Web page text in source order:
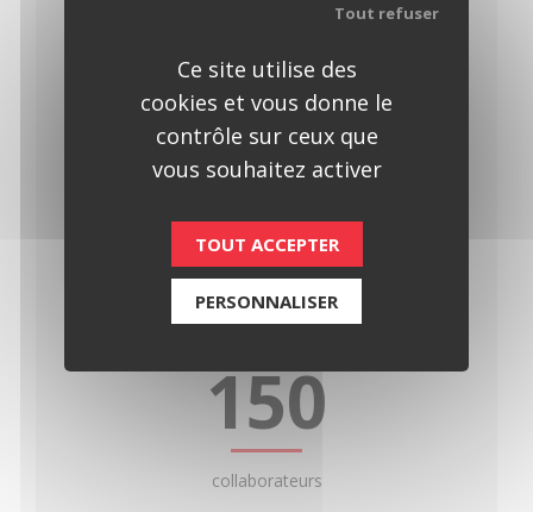
ATYX est une entreprise à taille humaine
au développement régulier et raisonné
15
millions d’euros de chiffre d’affaires en 2025
150
collaborateurs
Ce site utilise des
cookies et vous donne le
contrôle sur ceux que
vous souhaitez activer
TOUT ACCEPTER
Tout refuser
PERSONNALISER